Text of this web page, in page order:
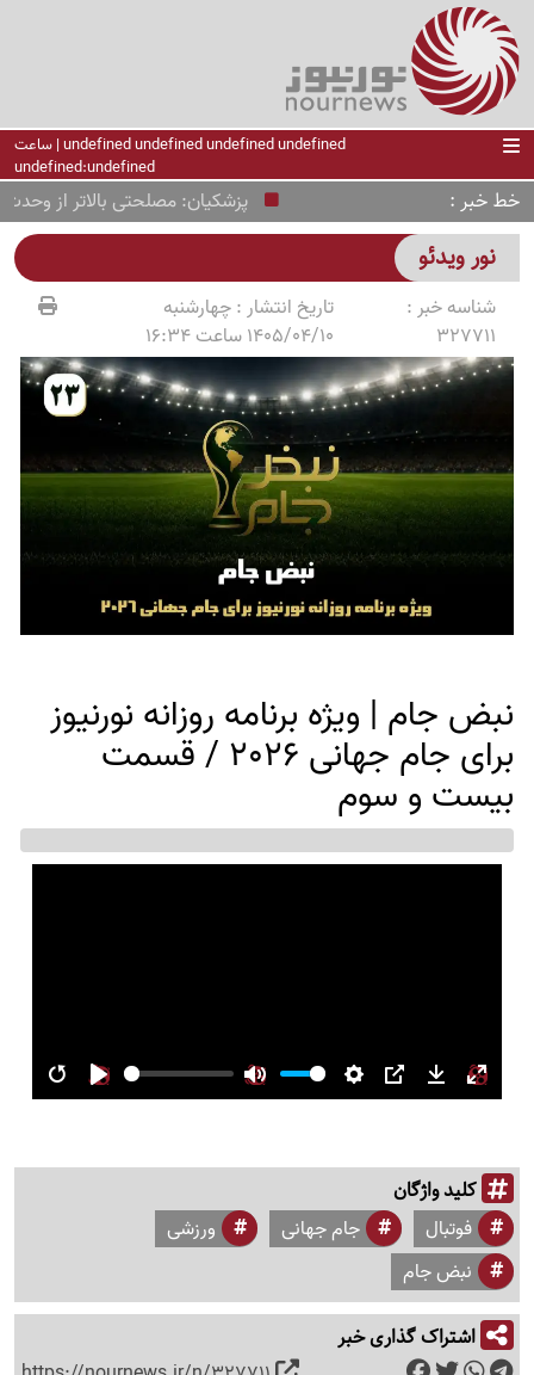
undefined undefined undefined undefined | ساعت
undefined:undefined
خط خبر پزشکیان: مصلحتی بالاتر از وحدت
نور ویدئو
شناسه خبر :
327711
تاریخ انتشار :چهارشنبه
1405/04/10 ساعت 16:34
نبض جام | ویژه برنامه روزانه نورنیوز
برای جام جهانی 2026 / قسمت
بیست و سوم
RestartPlay Mute Settings
PIP Download
Enter
کلید واژگان
فوتبال جام جهانی
ورزشی
نبض جام
اشتراک گذاری خبر